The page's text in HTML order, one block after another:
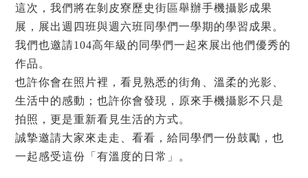
這次，我們將在剝皮寮歷史街區舉辦手機攝影成果
展，展出週四班與週六班同學們一學期的學習成果。
我們也邀請104高年級的同學們一起來展出他們優秀的
作品。
也許你會在照片裡，看見熟悉的街角、溫柔的光影、
生活中的感動；也許你會發現，原來手機攝影不只是
拍照，更是重新看見生活的方式。
誠摯邀請大家來走走、看看，給同學們一份鼓勵，也
一起感受這份「有溫度的日常」。